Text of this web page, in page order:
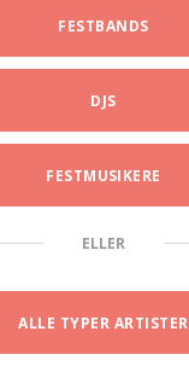
FESTBANDS
DJS
FESTMUSIKERE
ELLER
ALLE TYPER ARTISTER